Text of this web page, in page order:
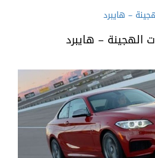
الهجينة – هايبرد